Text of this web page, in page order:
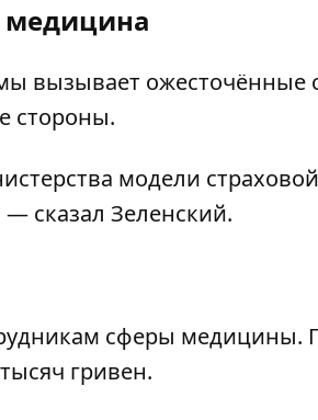
медицина
вызывает ожесточённые
стороны.
модели
— сказал Зеленский.
сферы медицины.
гривен.